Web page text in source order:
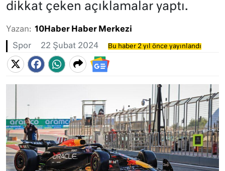
dikkat çeken açıklamalar yaptı.
Yazan: 10Haber Haber Merkezi
Spor 22 Şubat 2024 Bu haber 2 yıl önce yayınlandı